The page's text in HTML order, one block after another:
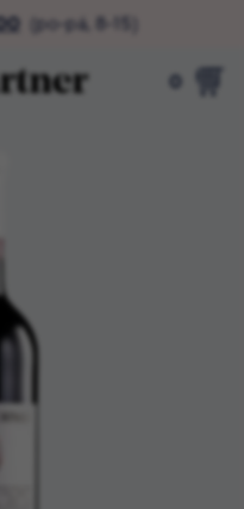
(po-pá, 8-15)
0